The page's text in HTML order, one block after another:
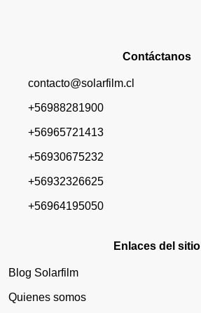
Contáctanos
contacto@solarfilm.cl
+56988281900
+56965721413
+56930675232
+56932326625
+56964195050
Enlaces del sitio
Blog Solarfilm
Quienes somos